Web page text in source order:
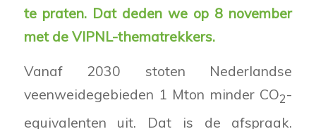
te praten. Dat deden we op 8 november
met de VIPNL-thematrekkers.
Vanaf 2030 stoten Nederlandse
veenweidegebieden 1 Mton minder CO2-
equivalenten uit. Dat is de afspraak.